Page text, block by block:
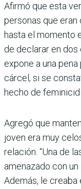
Afirmó que esta
personas que
hasta el momento
de declarar en dos
expone a una
cárcel, si se
hecho de
Agregó que
joven era muy
relación. “Una de
amenazado con
Además, le